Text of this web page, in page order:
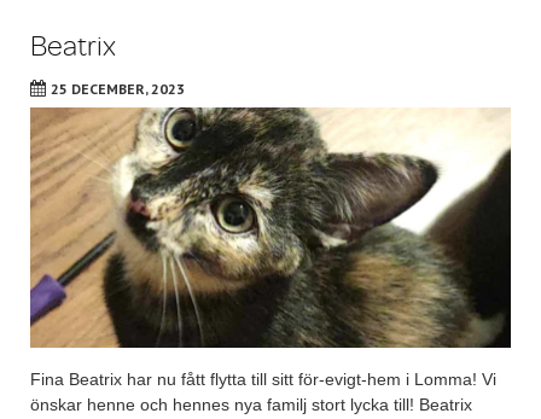
Beatrix
25 DECEMBER, 2023
Fina Beatrix har nu fått flytta till sitt för-evigt-hem i Lomma! Vi
önskar henne och hennes nya familj stort lycka till! Beatrix